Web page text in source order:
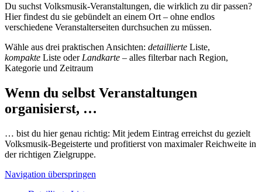
Du suchst Volksmusik-Veranstaltungen, die wirklich zu dir passen?
Hier findest du sie gebündelt an einem Ort – ohne endlos
verschiedene Veranstalterseiten durchsuchen zu müssen.
Wähle aus drei praktischen Ansichten: detaillierte Liste,
kompakte Liste oder Landkarte – alles filterbar nach Region,
Kategorie und Zeitraum
Wenn du selbst Veranstaltungen
organisierst, …
… bist du hier genau richtig: Mit jedem Eintrag erreichst du gezielt
Volksmusik-Begeisterte und profitierst von maximaler Reichweite in
der richtigen Zielgruppe.
Navigation überspringen